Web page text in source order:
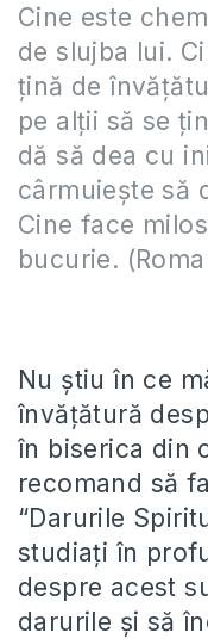
Cine este
de slujba lui.
ţină de
pe alţii să se
dă să dea cu
cârmuieşte să
Cine face
bucurie.
Nu știu în ce
învățătură
în biserica din
recomand să
“Darurile
studiați în
despre acest
darurile și să